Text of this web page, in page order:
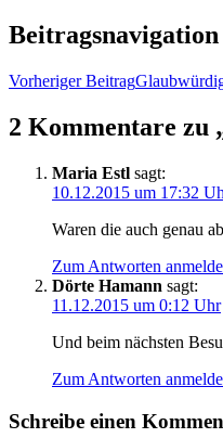
Beitragsnavigation
Vorheriger Beitrag
2 Kommentare zu
Maria Estl sagt:
10.12.2015 um 17:32
Waren die auch genau
Zum Antworten
Dörte Hamann sagt:
11.12.2015 um 0:12 Uhr
Und beim nächs­ten
Zum Antworten
Schreibe einen